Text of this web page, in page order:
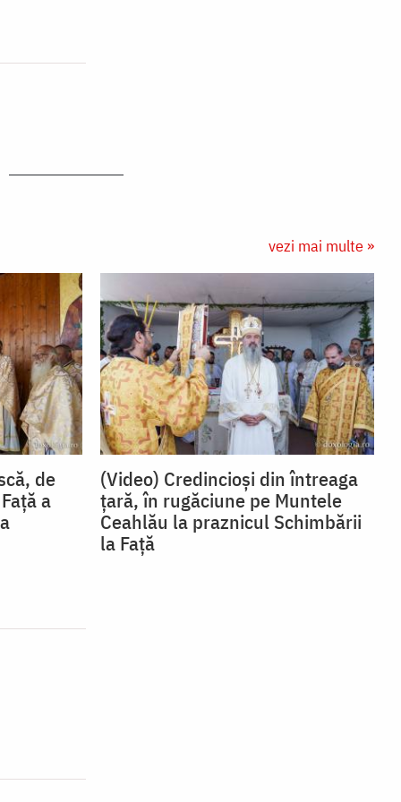
vezi mai multe »
de
a
(Video) Credincioși din întreaga
țară, în rugăciune pe Muntele
Ceahlău la praznicul Schimbării
la Față